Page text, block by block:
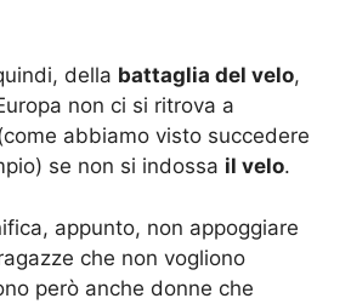
della battaglia del velo,
non ci si ritrova a
abbiamo visto succedere
se non si indossa il velo.
appunto, non appoggiare
che non vogliono
però anche donne che